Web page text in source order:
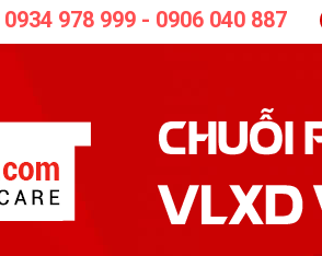
0934 978 999 - 0906 040 887